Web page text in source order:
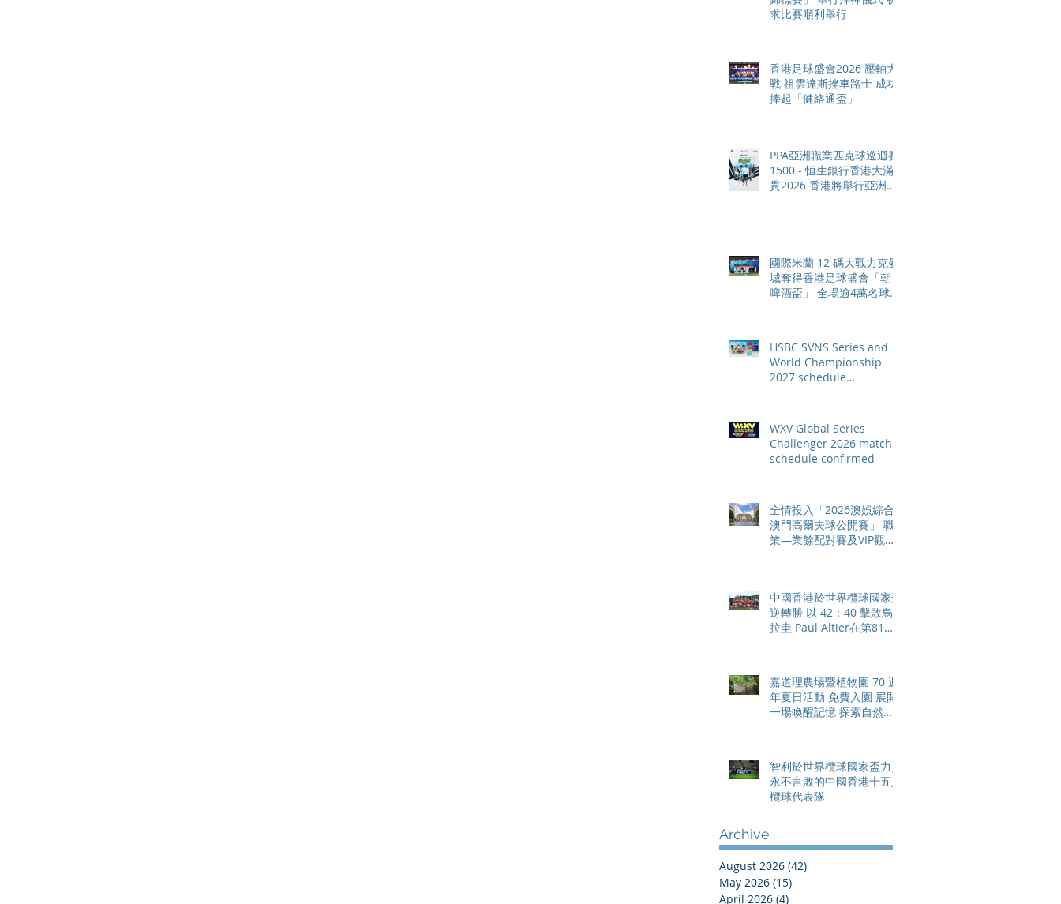
求比賽順利舉行
香港足球盛會2026 壓軸大
戰 祖雲達斯挫車路士 成功
捧起「健絡通盃」
PPA亞洲職業匹克球巡迴賽
1500 - 恒生銀行香港大滿
貫2026 香港將舉行亞洲首
國際米蘭 12 碼大戰力克曼
城奪得香港足球盛會「朝日
啤酒盃」 全場逾4萬名球迷
HSBC SVNS Series and
World Championship
2027 schedule
pace
WXV Global Series
Challenger 2026 match
schedule confirmed
全情投入「2026澳娛綜合
澳門高爾夫球公開賽」 職
業—業餘配對賽及VIP觀賽
中國香港於世界欖球國家盃
逆轉勝 以 42：40 擊敗烏
拉圭 Paul Altier在第81分
嘉道理農場暨植物園 70 週
年夏日活動 免費入園 展開
一場喚醒記憶 探索自然與
智利於世界欖球國家盃力克
永不言敗的中國香港十五人
欖球代表隊
Archive
August 2026 (42)
May 2026 (15)
April 2026 (4)